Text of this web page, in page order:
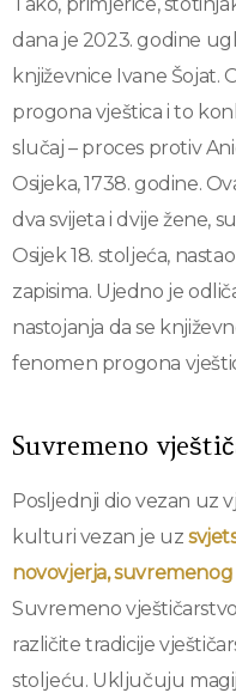
dana je 2023. godine
književnice Ivane
progona vještica i to
slučaj – proces protiv
Osijeka, 1738. godine.
dva svijeta i dvije žene,
Osijek 18. stoljeća,
zapisima. Ujedno je
nastojanja da se
fenomen progona
Suvremeno
Posljednji dio vezan uz
kulturi vezan je uz
novovjerja, suvremenog
Suvremeno
različite tradicije
stoljeću. Uključuju